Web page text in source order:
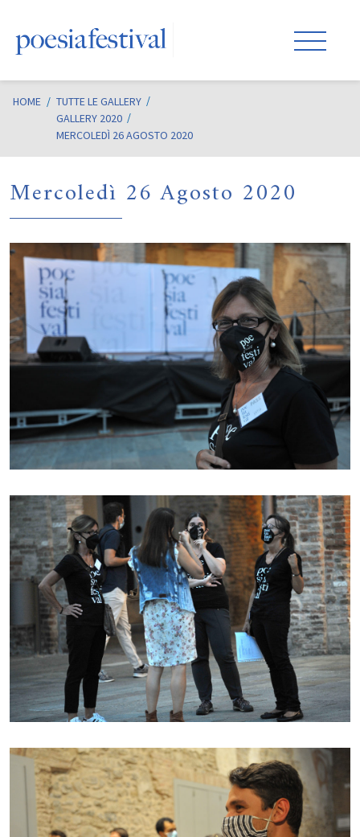
HOME / TUTTE LE GALLERY
GALLERY 2020
MERCOLEDÌ 26 AGOSTO 2020
Mercoledì 26 Agosto 2020